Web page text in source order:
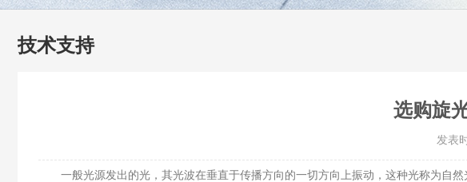
技术支持
选购旋
发表
一般光源发出的光，其光波在垂直于传播方向的一切方向上振动，这种光称为自